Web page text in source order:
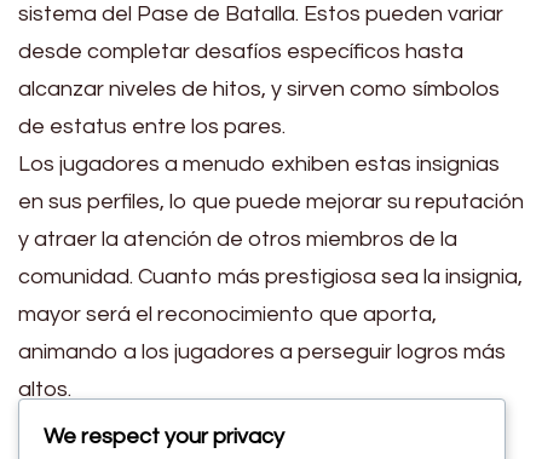
sistema del Pase de Batalla. Estos pueden variar
desde completar desafíos específicos hasta
alcanzar niveles de hitos, y sirven como símbolos
de estatus entre los pares.
Los jugadores a menudo exhiben estas insignias
en sus perfiles, lo que puede mejorar su reputación
y atraer la atención de otros miembros de la
comunidad. Cuanto más prestigiosa sea la insignia,
mayor será el reconocimiento que aporta,
animando a los jugadores a perseguir logros más
altos.
nivel.
We respect your privacy